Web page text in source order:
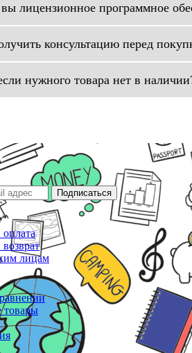
лицензионное программное
консультацию перед
нужного товара нет в
Подписаться
оплата
лицам
товары